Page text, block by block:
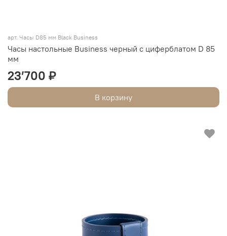
арт. Часы D85 мм Black Business
Часы настольные Business черный с циферблатом D 85
мм
23’700 ₽
В корзину